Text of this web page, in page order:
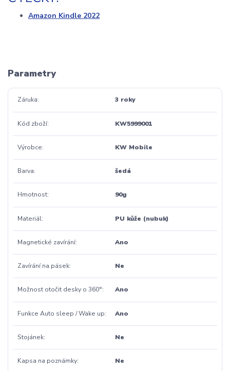
Amazon Kindle 2022
Parametry
Záruka 3 roky
Kód zboží KW5999001
Výrobce KW Mobile
Barva šedá
Hmotnost 90g
Materiál PU kůže (nubuk)
Magnetické zavírání Ano
Zavírání na pásek Ne
Možnost otočit desky o 360° Ano
Funkce Auto sleep / Wake up Ano
Stojánek Ne
Kapsa na poznámky Ne